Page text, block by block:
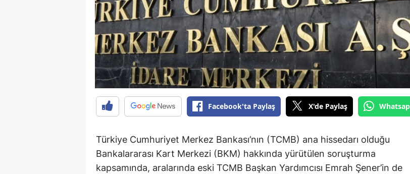
Facebook'ta Paylaş X'de Paylaş
Türkiye Cumhuriyet Merkez Bankası’nın (TCMB) ana hissedarı olduğu
Bankalararası Kart Merkezi (BKM) hakkında yürütülen soruşturma
kapsamında, aralarında eski TCMB Başkan Yardımcısı Emrah Şener’in de